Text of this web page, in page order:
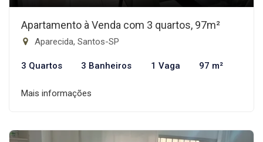
Apartamento à Venda com 3 quartos, 97m²
Aparecida, Santos-SP
3 Quartos 3 Banheiros 1 Vaga 97 m²
Mais informações